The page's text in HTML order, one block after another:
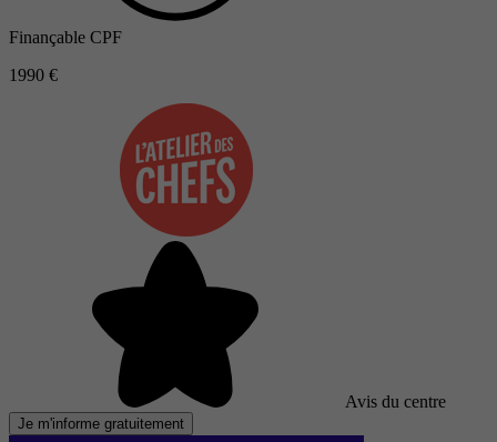
Finançable CPF
1990 €
Avis du centre
Je m'informe gratuitement